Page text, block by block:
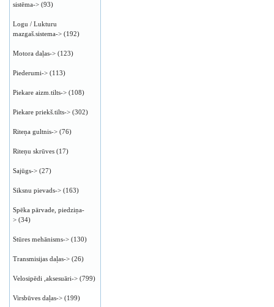
sistēma-> (93)
Logu / Lukturu
mazgaš.sistema-> (192)
Motora daļas-> (123)
Piederumi-> (113)
Piekare aizm.tilts-> (108)
Piekare priekš.tilts-> (302)
Riteņa gultnis-> (76)
Riteņu skrūves (17)
Sajūgs-> (27)
Siksnu pievads-> (163)
Spēka pārvade, piedziņa-
> (34)
Stūres mehānisms-> (130)
Transmisijas daļas-> (26)
Velosipēdi ,aksesuāri-> (799)
Virsbūves daļas-> (199)